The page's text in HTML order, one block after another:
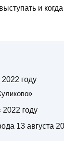
и
году
2022 году
13 августа